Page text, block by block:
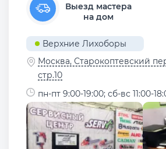
Выезд мастера
на дом
Верхние Лихоборы
Москва, Старокоптевский
стр.10
пн-пт 9:00-19:00; сб-вс 11:00-